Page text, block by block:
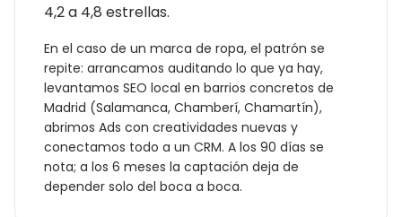
4,2 a 4,8 estrellas.
En el caso de un marca de ropa, el patrón se
repite: arrancamos auditando lo que ya hay,
levantamos SEO local en barrios concretos de
Madrid (Salamanca, Chamberí, Chamartín),
abrimos Ads con creatividades nuevas y
conectamos todo a un CRM. A los 90 días se
nota; a los 6 meses la captación deja de
depender solo del boca a boca.